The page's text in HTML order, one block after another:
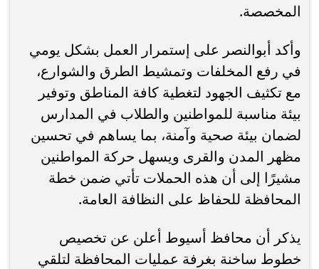
المخصصة.
وأكد أبوالنصر على إستمرار العمل بشكل يومي
في رفع المخلفات وتمشيط الطرق والشوارع،
مع تكثيف الجهود لتغطية كافة المناطق وتوفير
بيئة مناسبة للمواطنين والطلاب في المدارس
لضمان بيئة صحية وآمنة، بما يساهم في تحسين
مظهر المدن والقرى ويسهل حركة المواطنين
مشيرًا إلى أن هذه الحملات تأتي ضمن خطة
المحافظة للحفاظ على النظافة العامة.
يذكر أن محافظ أسيوط أعلن عن تخصيص
خطوط ساخنة بغرفة عمليات المحافظة لتلقي